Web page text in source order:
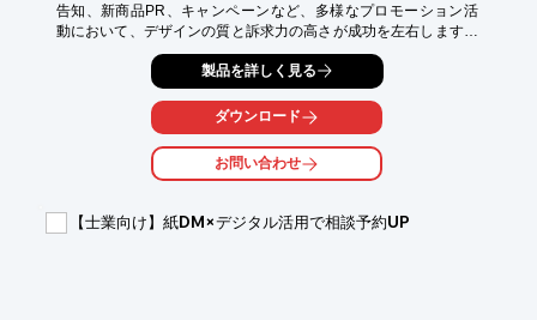
告知、新商品PR、キャンペーンなど、多様なプロモーション活
動において、デザインの質と訴求力の高さが成功を左右します。
当社企画制作サービスは、DM、POP、チラシ、ポスター、パッ
ケージ、冊子もの、スクラッチくじなど、幅広い印刷物に対応
し、エンタメ業界のニーズに合わせた最適なデザインと仕様をご
【活用シーン】
・イベント告知
・キャンペーン
・ノベルティ制作
製品を詳しく見る
ダウンロード
お問い合わせ
【士業向け】紙DM×デジタル活用で相談予約UP